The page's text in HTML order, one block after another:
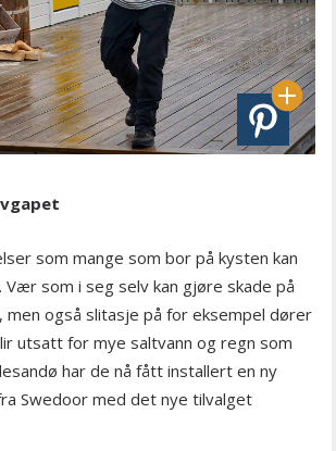
som mange som bor på kysten kan
Vær som i seg selv kan gjøre skade på
men også slitasje på for eksempel dører
utsatt for mye saltvann og regn som
har de nå fått installert en ny
Swedoor med det nye tilvalget